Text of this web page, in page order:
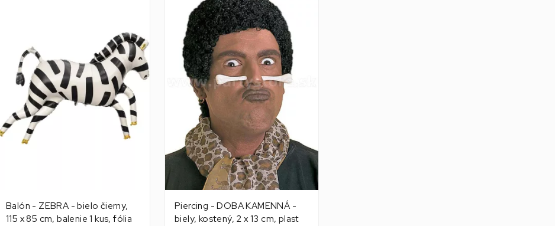
Balón - ZEBRA - bielo čierny,
115 x 85 cm, balenie 1 kus, fólia
Piercing - DOBA KAMENNÁ -
biely, kostený, 2 x 13 cm, plast